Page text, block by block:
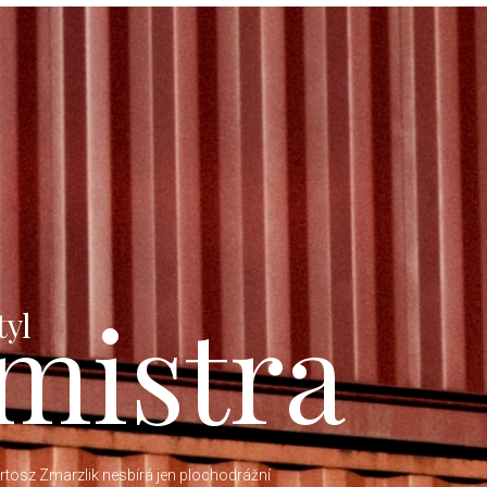
Zmarzlik nesbírá jen plochodrážní